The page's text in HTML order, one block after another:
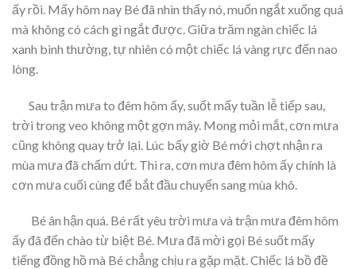
ấy rồi. Mấy hôm nay Bé đã nhìn thấy nó, muốn ngắt xuống quá
mà không có cách gì ngắt được. Giữa trăm ngàn chiếc lá
xanh bình thường, tự nhiên có một chiếc lá vàng rực đến nao
lòng.
Sau trận mưa to đêm hôm ấy, suốt mấy tuần lễ tiếp sau,
trời trong veo không một gợn mây. Mong mỏi mắt, cơn mưa
cũng không quay trở lại. Lúc bấy giờ Bé mới chợt nhận ra
mùa mưa đã chấm dứt. Thì ra, cơn mưa đêm hôm ấy chính là
cơn mưa cuối cùng để bắt đầu chuyển sang mùa khô.
Bé ân hận quá. Bé rất yêu trời mưa và trận mưa đêm hôm
ấy đã đến chào từ biệt Bé. Mưa đã mời gọi Bé suốt mấy
tiếng đồng hồ mà Bé chẳng chịu ra gặp mặt. Chiếc lá bồ đề